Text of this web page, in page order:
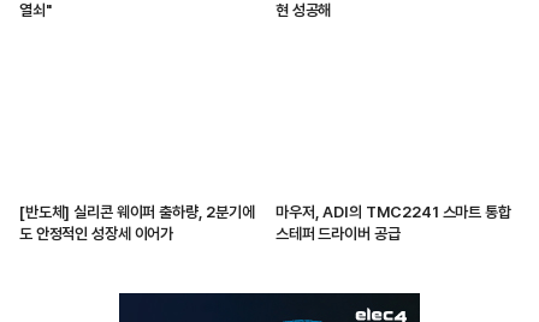
열쇠"
현 성공해
[반도체] 실리콘 웨이퍼 출하량, 2분기에
도 안정적인 성장세 이어가
마우저, ADI의 TMC2241 스마트 통합
스테퍼 드라이버 공급